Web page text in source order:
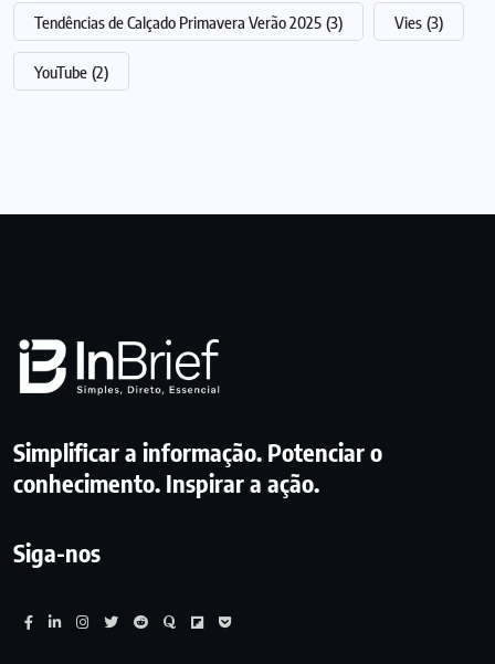
Tendências de Calçado Primavera Verão 2025 (3) Vies (3)
YouTube (2)
Simplificar a informação. Potenciar o
conhecimento. Inspirar a ação.
Siga-nos